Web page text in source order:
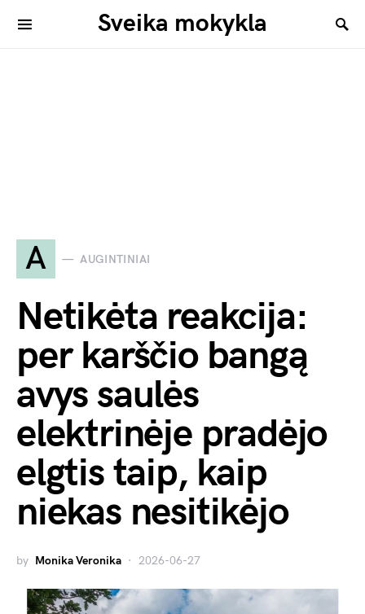
Sveika mokykla
A AUGINTINIAI
Netikėta reakcija:
per karščio bangą
avys saulės
elektrinėje pradėjo
elgtis taip, kaip
niekas nesitikėjo
by Monika Veronika 2026-06-27